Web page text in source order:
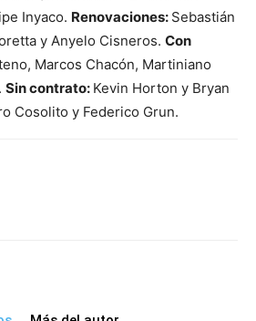
Inyaco. Renovaciones: Sebastián
y Anyelo Cisneros. Con
Marcos Chacón, Martiniano
Sin contrato: Kevin Horton y Bryan
Cosolito y Federico Grun.